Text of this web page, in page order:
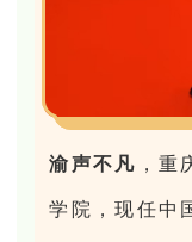
渝声不凡 ，重
学院，现任中